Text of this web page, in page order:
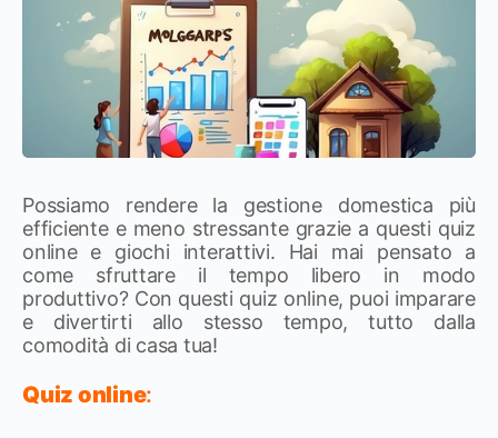
Possiamo rendere la gestione domestica più
efficiente e meno stressante grazie a questi quiz
online e giochi interattivi. Hai mai pensato a
come sfruttare il tempo libero in modo
produttivo? Con questi quiz online, puoi imparare
e divertirti allo stesso tempo, tutto dalla
comodità di casa tua!
Quiz online: